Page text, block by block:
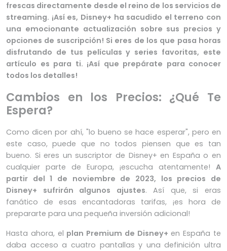
frescas directamente desde el reino de los servicios de
streaming. ¡Así es, Disney+ ha sacudido el terreno con
una emocionante actualización sobre sus precios y
opciones de suscripción! Si eres de los que pasa horas
disfrutando de tus películas y series favoritas, este
artículo es para ti. ¡Así que prepárate para conocer
todos los detalles!
Cambios en los Precios: ¿Qué Te
Espera?
Como dicen por ahí, "lo bueno se hace esperar", pero en
este caso, puede que no todos piensen que es tan
bueno. Si eres un suscriptor de Disney+ en España o en
cualquier parte de Europa, ¡escucha atentamente! A
partir del 1 de noviembre de 2023, los precios de
Disney+ sufrirán algunos ajustes. Así que, si eras
fanático de esas encantadoras tarifas, ¡es hora de
prepararte para una pequeña inversión adicional!
Hasta ahora, el plan Premium de Disney+ en España te
daba acceso a cuatro pantallas y una definición ultra